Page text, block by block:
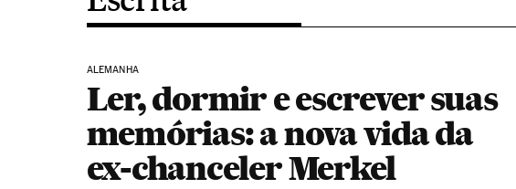
ALEMANHA
Ler, dormir e escrever suas
memórias: a nova vida da
ex-chanceler Merkel